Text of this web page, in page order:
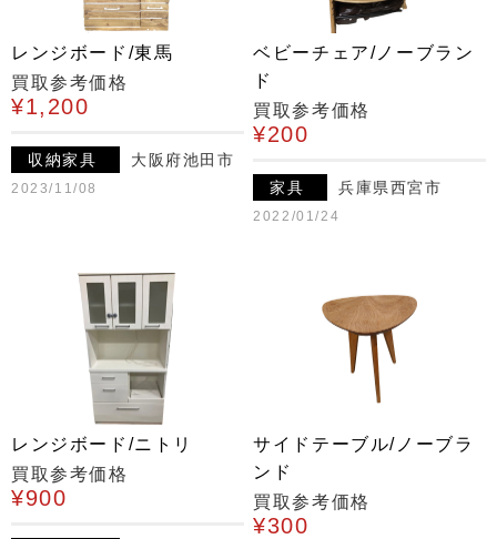
レンジボード/東馬
買取参考価格
¥1,200
収納家具 大阪府池田市
2023/11/08
ベビーチェア/ノーブラン
ド
買取参考価格
¥200
家具 兵庫県西宮市
2022/01/24
レンジボード/ニトリ
買取参考価格
¥900
サイドテーブル/ノーブラ
ンド
買取参考価格
¥300